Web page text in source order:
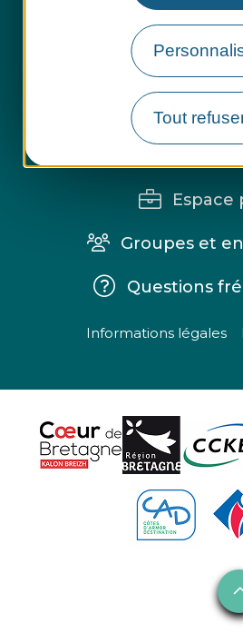
Tout
Espace
Groupes et
Questions
Informations légales